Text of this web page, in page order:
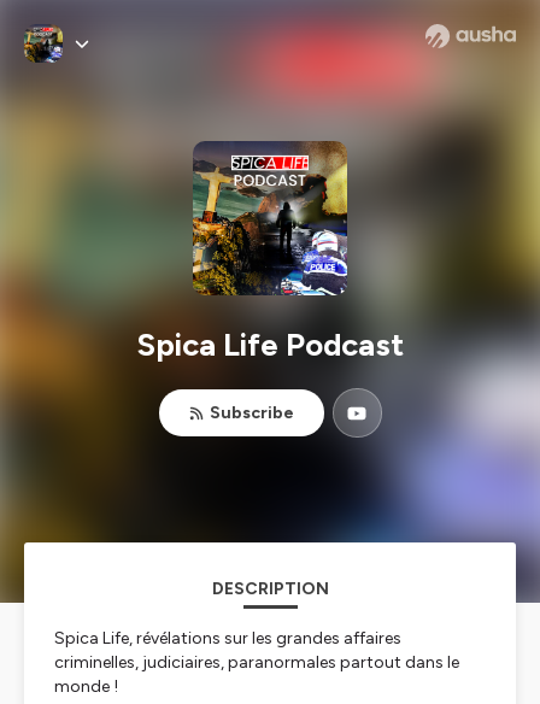
Spica Life Podcast
Subscribe
DESCRIPTION
Spica Life, révélations sur les grandes affaires
criminelles, judiciaires, paranormales partout dans le
monde !